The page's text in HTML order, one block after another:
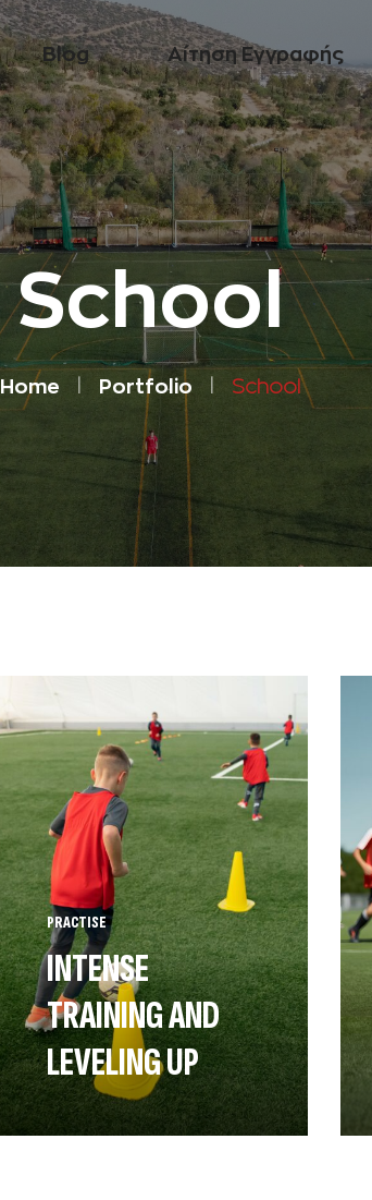
Blog Αίτηση Εγγραφής
School
Home Portfolio School
PRACTISE
INTENSE
TRAINING AND
LEVELING UP